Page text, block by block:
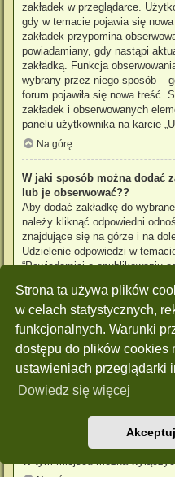
Strona ta używa plików
w celach statystycznych,
funkcjonalnych. Warunki
dostępu do plików cookies
ustawieniach przeglądarki
Dowiedz się więcej
zakładek w przeglądarce.
gdy w temacie pojawia się
zakładek przypomina
powiadamiany, gdy nastąpi
zakładką. Funkcja
wybrany przez niego sposób –
forum pojawiła się nowa treść.
zakładek i obserwowanych
panelu użytkownika na karcie
Na górę
W jaki sposób można dodać
lub je obserwować??
Aby dodać zakładkę do
należy kliknąć odpowiedni
znajdujące się na górze i na
Udzielenie odpowiedzi w
“Powiadamiaj o opublikowaniu
Jak obserwować wybrane
Aby obserwować wybrane
znajdujący się na dole strony.
Na górę
W jaki sposób usunąć
Aby wyłączyć funkcję
do panelu zarządzania kontem
W tym miejscu można